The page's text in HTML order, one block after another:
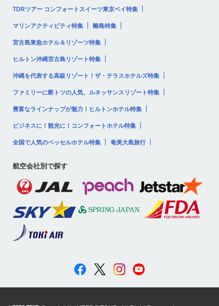
TDRツアー コンフォートスイーツ東京ベイ特集
マリンアクティビティ特集 離島特集
宮古島東急ホテル＆リゾーツ特集
ヒルトン沖縄宮古島リゾート特集
沖縄を代表する高級リゾート！ザ・テラスホテルズ特集
ファミリーに断トツの人気、ルネッサンスリゾート特集
豊富なラインナップが魅力！ヒルトンホテル特集
ビジネスに！観光に！コンフォートホテル特集
全国で人気のベッセルホテル特集 奄美大島旅行
航空会社別で探す